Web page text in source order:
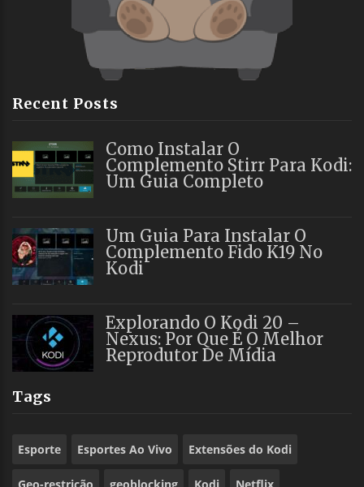
Recent Posts
Como Instalar O
Complemento Stirr Para Kodi:
Um Guia Completo
Um Guia Para Instalar O
Complemento Fido K19 No
Kodi
Explorando O Kodi 20 –
Nexus: Por Que É O Melhor
Reprodutor De Mídia
Tags
Esporte Esportes Ao Vivo Extensões do Kodi